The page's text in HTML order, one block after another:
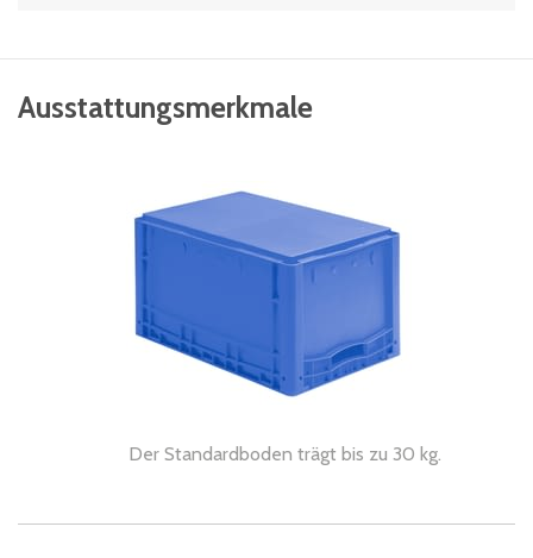
Ausstattungsmerkmale
Der Standardboden trägt bis zu 30 kg.